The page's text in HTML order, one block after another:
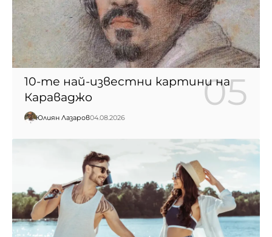
10-те най-известни картини на
Караваджо
Юлиян Лазаров04.08.2026